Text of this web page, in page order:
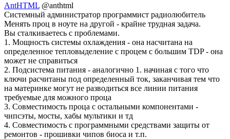
AntHTML @anthtml
Системный администратор программист радиолюбитель
Менять проц в ноуте на другой - крайне трудная задача.
Вы сталкиваетесь с проблемами.
1. Мощность системы охлаждения - она насчитана на
определенное тепловыделение с процем с большим TDP - она
может не справиться
2. Подсистема питания - аналогично 1. начиная с того что
ключи расчитаны под определенный ток, заканчивая тем что
на материнке могут не разводиться все линии питания
требуемые для можного проца
3. Совместимость проца с остальными компонентами -
чипсэты, мосты, хабы мультики и тд
4. Совместимость с программными средствами защиты от
ремонтов - прошивки чипов биоса и т.п.